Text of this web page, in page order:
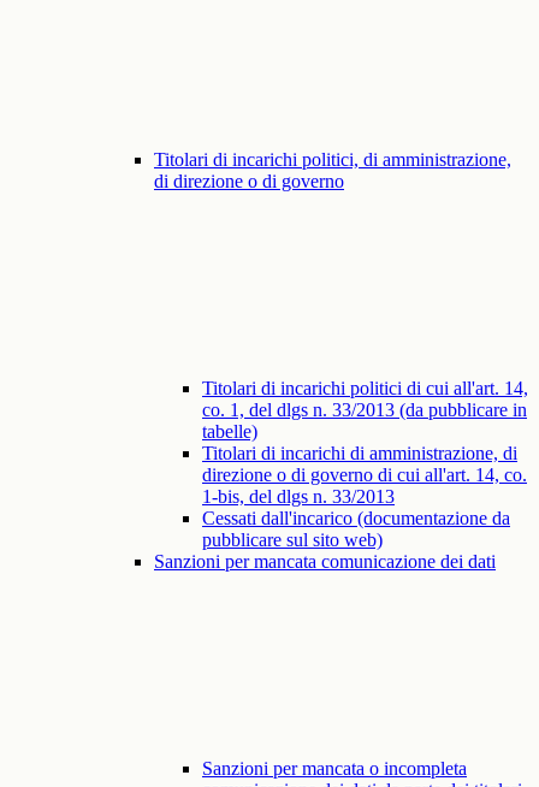
Titolari di incarichi politici, di amministrazione,
di direzione o di governo
Titolari di incarichi politici di cui all'art. 14,
co. 1, del dlgs n. 33/2013 (da pubblicare in
tabelle)
Titolari di incarichi di amministrazione, di
direzione o di governo di cui all'art. 14, co.
1-bis, del dlgs n. 33/2013
Cessati dall'incarico (documentazione da
pubblicare sul sito web)
Sanzioni per mancata comunicazione dei dati
Sanzioni per mancata o incompleta